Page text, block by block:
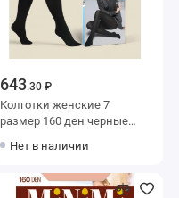
643.30 ₽
Колготки женские 7
размер 160 ден черные
Нет в наличии